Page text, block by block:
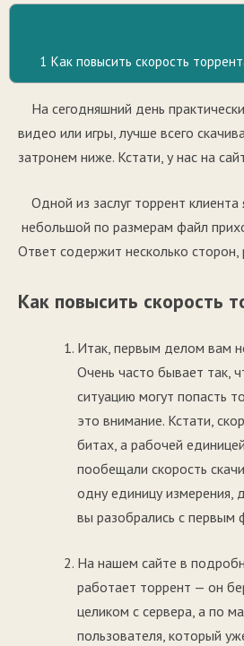
1 Как повысить скорость
На сегодняшний день
видео или игры, лучше всего
затронем ниже. Кстати, у нас на
Одной из заслуг торрент
небольшой по размерам файл
Ответ содержит несколько
Как повысить скорость
Итак, первым делом вам
Очень часто бывает так,
ситуацию могут попасть
это внимание. Кстати,
битах, а рабочей
пообещали скорость
одну единицу измерения,
вы разобрались с первым
На нашем сайте в
работает торрент — он
целиком с сервера, а по
пользователя, который